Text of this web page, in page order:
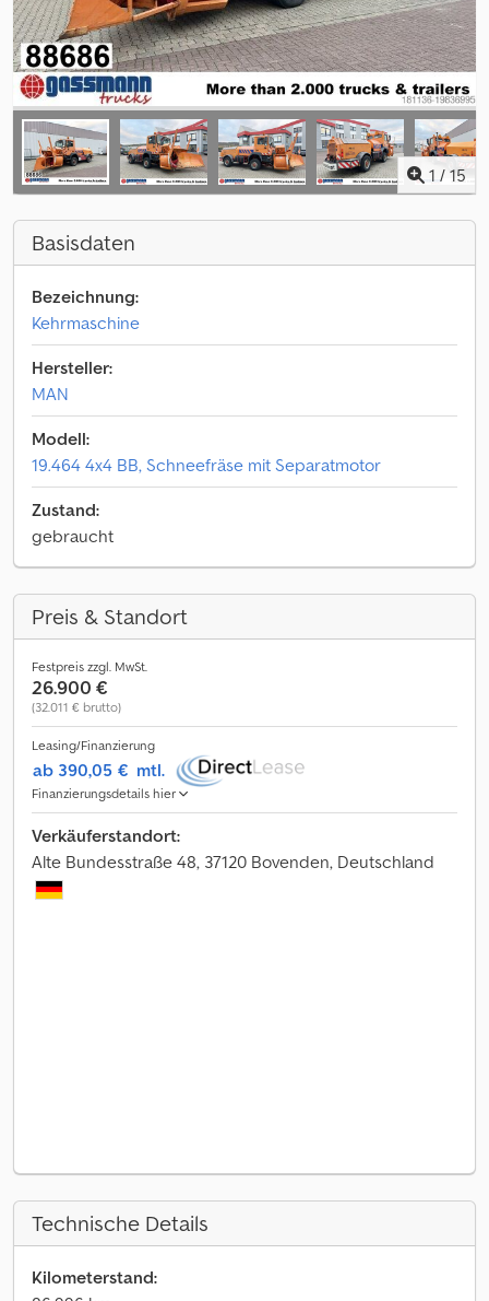
1 / 15
Basisdaten
Bezeichnung:
Kehrmaschine
Hersteller:
MAN
Modell:
19.464 4x4 BB, Schneefräse mit Separatmotor
Zustand:
gebraucht
Preis & Standort
Festpreis zzgl. MwSt.
26.900 €
(32.011 € brutto)
Leasing/Finanzierung
ab 390,05 € mtl.
Finanzierungsdetails hier
Verkäuferstandort:
Alte Bundesstraße 48, 37120 Bovenden, Deutschland
Technische Details
Kilometerstand: